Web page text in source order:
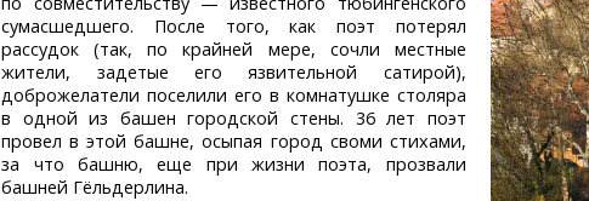
сумасшедшего. После того, как поэт потерял
рассудок (так, по крайней мере, сочли местные
жители, задетые его язвительной сатирой),
доброжелатели поселили его в комнатушке столяра
в одной из башен городской стены. 36 лет поэт
провел в этой башне, осыпая город своми стихами,
за что башню, еще при жизни поэта, прозвали
башней Гёльдерлина.